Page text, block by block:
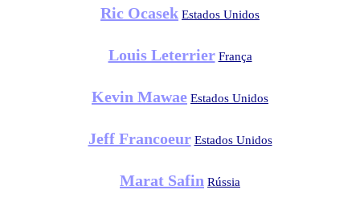
Ric Ocasek Estados Unidos
Louis Leterrier França
Kevin Mawae Estados Unidos
Jeff Francoeur Estados Unidos
Marat Safin Rússia